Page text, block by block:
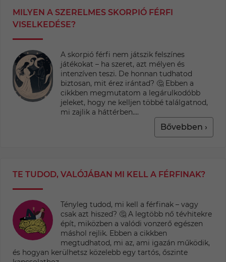
MILYEN A SZERELMES SKORPIÓ FÉRFI
VISELKEDÉSE?
A skorpió férfi nem játszik felszínes
játékokat – ha szeret, azt mélyen és
intenzíven teszi. De honnan tudhatod
biztosan, mit érez irántad? 🤔 Ebben a
cikkben megmutatom a legárulkodóbb
jeleket, hogy ne kelljen többé találgatnod,
mi zajlik a háttérben....
Bővebben ›
TE TUDOD, VALÓJÁBAN MI KELL A FÉRFINAK?
Tényleg tudod, mi kell a férfinak – vagy
csak azt hiszed? 🤔 A legtöbb nő tévhitekre
épít, miközben a valódi vonzerő egészen
máshol rejlik. Ebben a cikkben
megtudhatod, mi az, ami igazán működik,
és hogyan kerülhetsz közelebb egy tartós, őszinte